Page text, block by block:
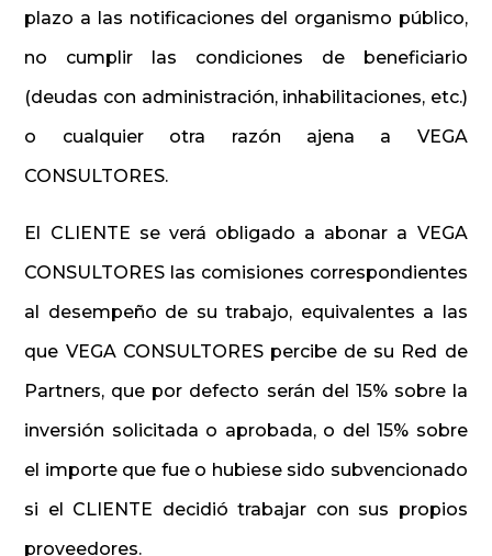
plazo a las notificaciones del organismo público,
no cumplir las condiciones de beneficiario
(deudas con administración, inhabilitaciones, etc.)
o cualquier otra razón ajena a VEGA
CONSULTORES.
El CLIENTE se verá obligado a abonar a VEGA
CONSULTORES las comisiones correspondientes
al desempeño de su trabajo, equivalentes a las
que VEGA CONSULTORES percibe de su Red de
Partners, que por defecto serán del 15% sobre la
inversión solicitada o aprobada, o del 15% sobre
el importe que fue o hubiese sido subvencionado
si el CLIENTE decidió trabajar con sus propios
proveedores.